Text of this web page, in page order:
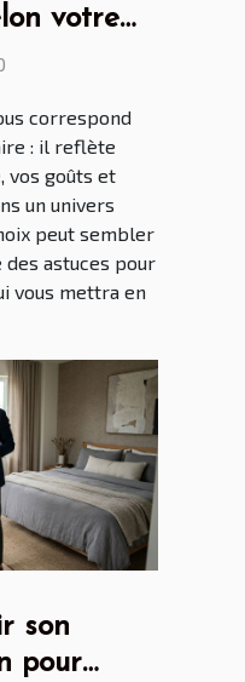
votre
correspond
: il reflète
vos goûts et
un univers
peut sembler
astuces pour
vous mettra en
son
pour